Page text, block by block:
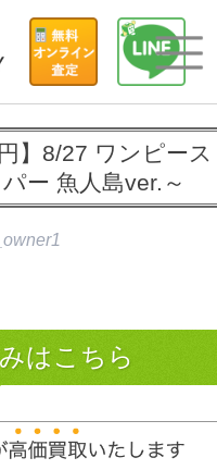
】8/27 ワンピース
ー 魚人島ver.～
はこちら